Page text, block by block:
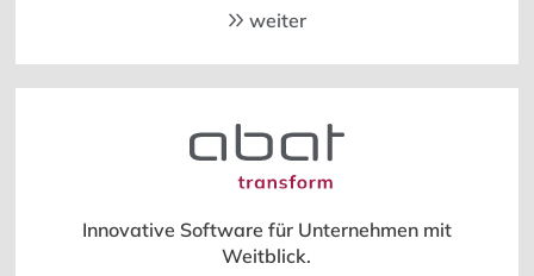
weiter
Innovative Software für Unternehmen mit
Weitblick.